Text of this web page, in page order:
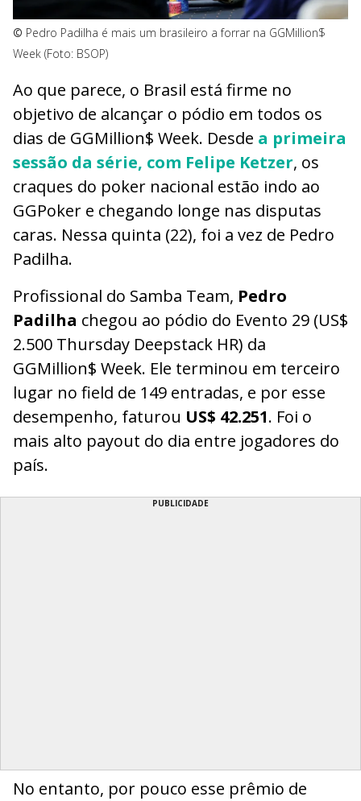
© Pedro Padilha é mais um brasileiro a forrar na GGMillion$
Week (Foto: BSOP)
Ao que parece, o Brasil está firme no
objetivo de alcançar o pódio em todos os
dias de GGMillion$ Week. Desde a primeira
sessão da série, com Felipe Ketzer, os
craques do poker nacional estão indo ao
GGPoker e chegando longe nas disputas
caras. Nessa quinta (22), foi a vez de Pedro
Padilha.
Profissional do Samba Team, Pedro
Padilha chegou ao pódio do Evento 29 (US$
2.500 Thursday Deepstack HR) da
GGMillion$ Week. Ele terminou em terceiro
lugar no field de 149 entradas, e por esse
desempenho, faturou US$ 42.251. Foi o
mais alto payout do dia entre jogadores do
país.
PUBLICIDADE
No entanto, por pouco esse prêmio de